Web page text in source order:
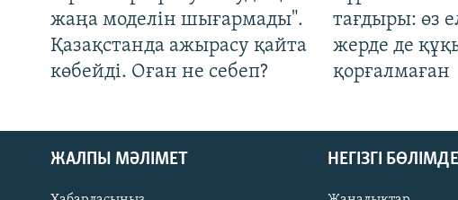
жаңа моделін шығармады".
Қазақстанда ажырасу қайта
көбейді. Оған не себеп?
тағдыры: өз
жерде де
қорғалмаған
ЖАЛПЫ МӘЛІМЕТ НЕГІЗГІ